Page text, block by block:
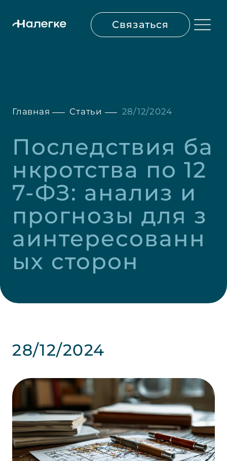
Связаться
Главная Статьи 28/12/2024
Последствия ба
нкротства по 12
7-ФЗ: анализ и
прогнозы для з
аинтересованн
ых сторон
28/12/2024